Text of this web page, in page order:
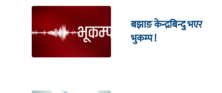
बझाङ केन्द्रबिन्दु भएर
भुकम्प !